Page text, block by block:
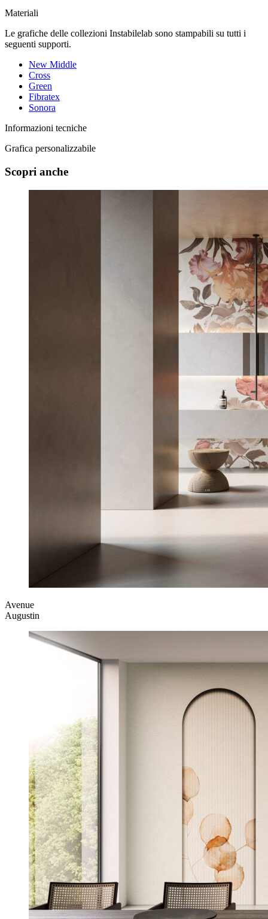
Materiali
Le grafiche delle collezioni Instabilelab sono stampabili su tutti i
seguenti supporti.
New Middle
Cross
Green
Fibratex
Sonora
Informazioni tecniche
Grafica personalizzabile
Scopri anche
Avenue
Augustin